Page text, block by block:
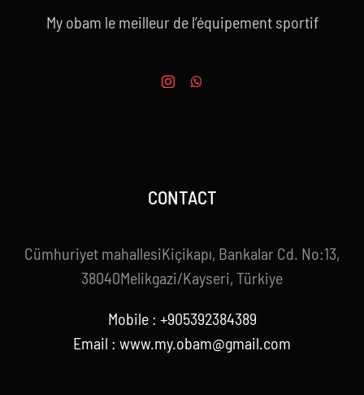
My obam le meilleur de l’équipement sportif
CONTACT
Cümhuriyet mahallesiKiçikapı, Bankalar Cd. No:13,
38040Melikgazi/Kayseri, Türkiye
Mobile : +905392384389
Email : www.my.obam@gmail.com